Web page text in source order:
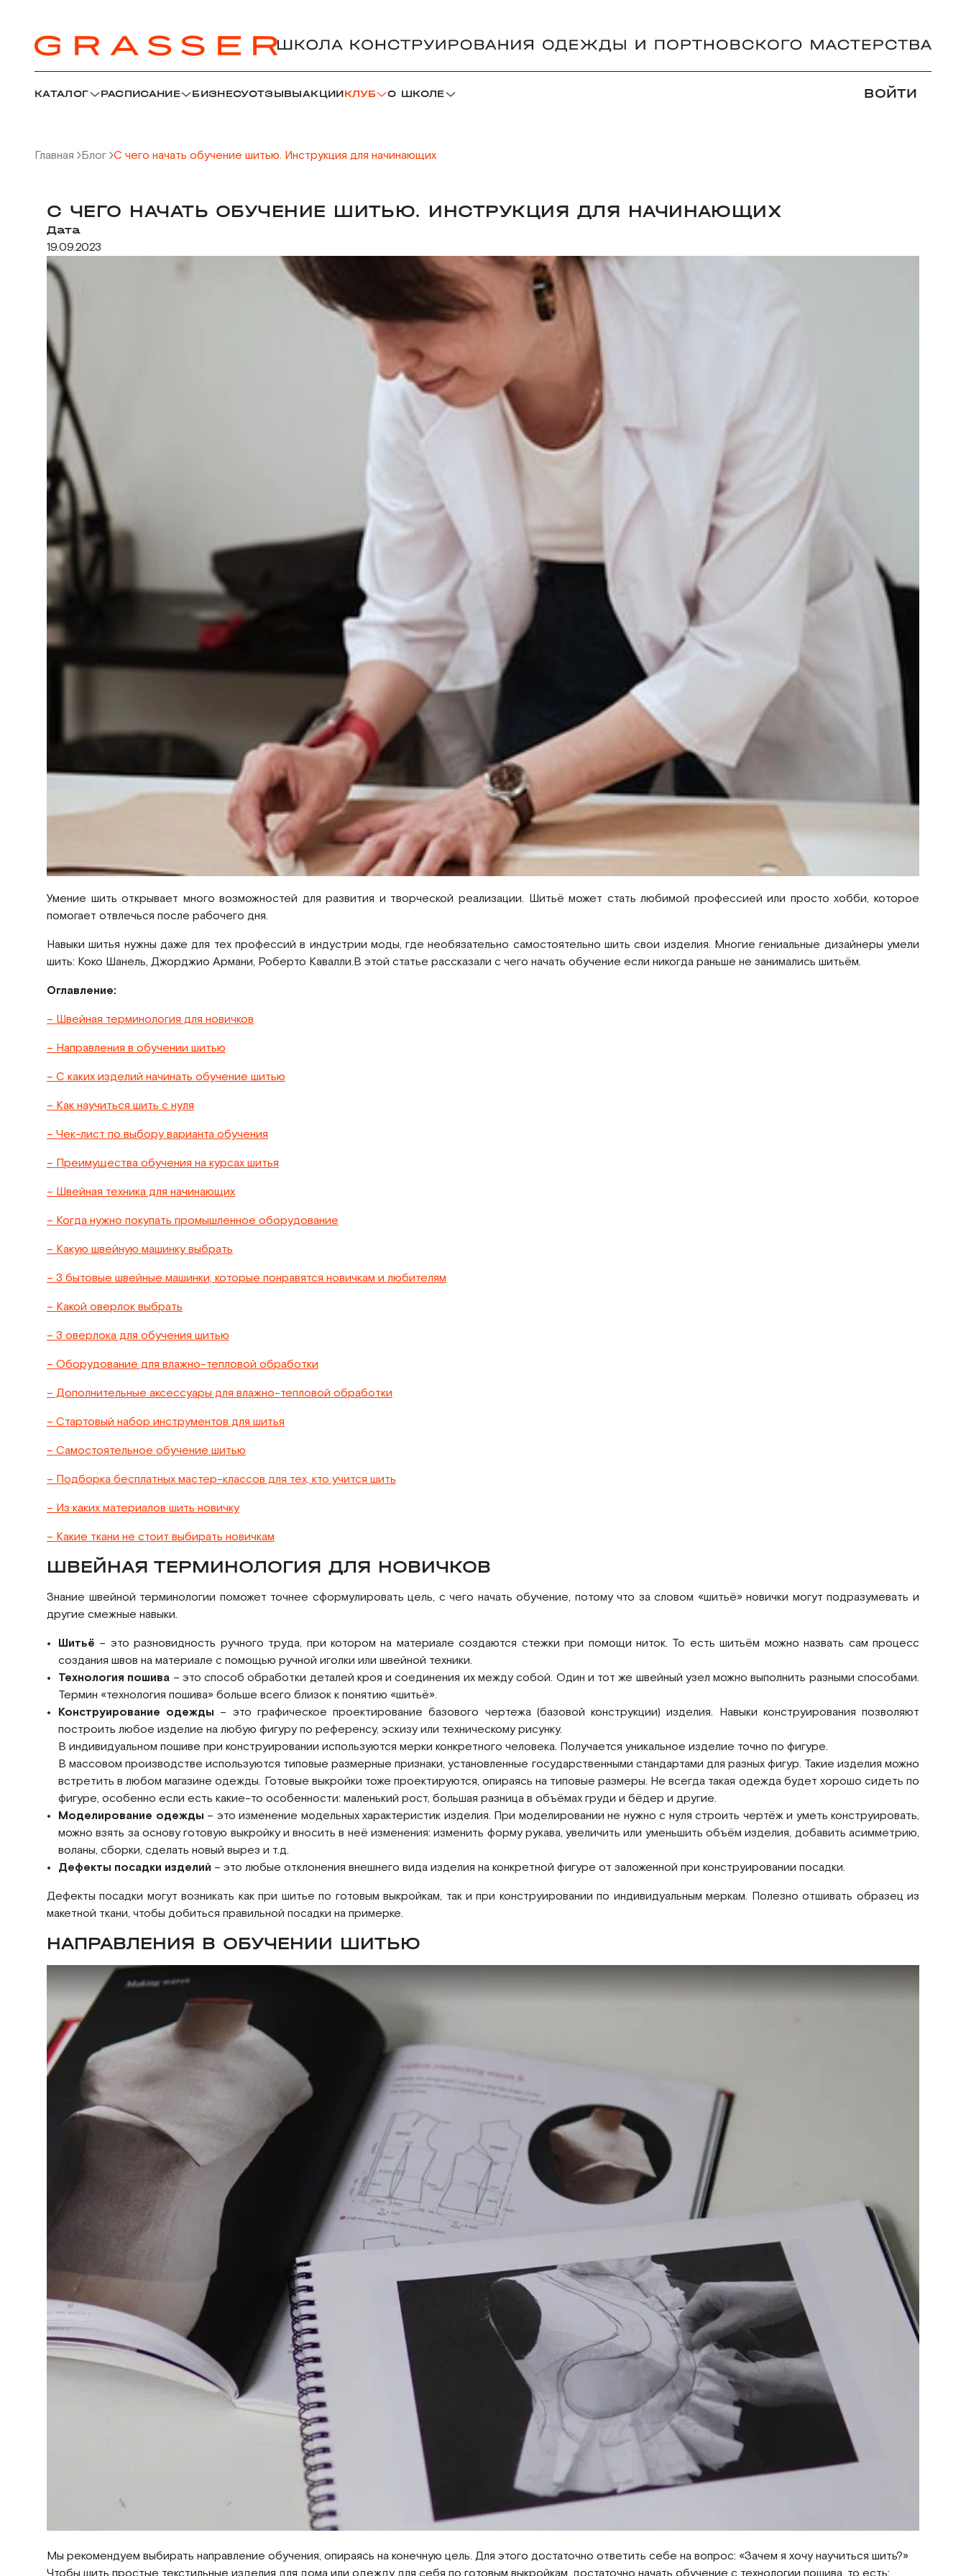
КАТАЛОГ РАСПИСАНИЕ БИЗНЕСУОТЗЫВЫАКЦИИКЛУБ О ШКОЛЕ ВОЙТИ
Главная Блог С чего начать обучение шитью. Инструкция для начинающих
С ЧЕГО НАЧАТЬ ОБУЧЕНИЕ ШИТЬЮ. ИНСТРУКЦИЯ ДЛЯ НАЧИНАЮЩИХ
Дата
19.09.2023
Умение шить открывает много возможностей для развития и творческой реализации. Шитьё может стать любимой профессией или просто хобби, которое
помогает отвлечься после рабочего дня.
Навыки шитья нужны даже для тех профессий в индустрии моды, где необязательно самостоятельно шить свои изделия. Многие гениальные дизайнеры умели
шить: Коко Шанель, Джорджио Армани, Роберто Кавалли.В этой статье рассказали с чего начать обучение если никогда раньше не занимались шитьём.
Оглавление:
– Швейная терминология для новичков
– Направления в обучении шитью
– С каких изделий начинать обучение шитью
– Как научиться шить с нуля
– Чек-лист по выбору варианта обучения
– Преимущества обучения на курсах шитья
– Швейная техника для начинающих
– Когда нужно покупать промышленное оборудование
– Какую швейную машинку выбрать
– 3 бытовые швейные машинки, которые понравятся новичкам и любителям
– Какой оверлок выбрать
– 3 оверлока для обучения шитью
– Оборудование для влажно-тепловой обработки
– Дополнительные аксессуары для влажно-тепловой обработки
– Стартовый набор инструментов для шитья
– Самостоятельное обучение шитью
– Подборка бесплатных мастер-классов для тех, кто учится шить
– Из каких материалов шить новичку
– Какие ткани не стоит выбирать новичкам
ШВЕЙНАЯ ТЕРМИНОЛОГИЯ ДЛЯ НОВИЧКОВ
Знание швейной терминологии поможет точнее сформулировать цель, с чего начать обучение, потому что за словом «шитьё» новички могут подразумевать и
другие смежные навыки.
Шитьё – это разновидность ручного труда, при котором на материале создаются стежки при помощи ниток. То есть шитьём можно назвать сам процесс
создания швов на материале с помощью ручной иголки или швейной техники.
Технология пошива – это способ обработки деталей кроя и соединения их между собой. Один и тот же швейный узел можно выполнить разными способами.
Термин «технология пошива» больше всего близок к понятию «шитьё».
Конструирование одежды – это графическое проектирование базового чертежа (базовой конструкции) изделия. Навыки конструирования позволяют
построить любое изделие на любую фигуру по референсу, эскизу или техническому рисунку.
В индивидуальном пошиве при конструировании используются мерки конкретного человека. Получается уникальное изделие точно по фигуре.
В массовом производстве используются типовые размерные признаки, установленные государственными стандартами для разных фигур. Такие изделия можно
встретить в любом магазине одежды. Готовые выкройки тоже проектируются, опираясь на типовые размеры. Не всегда такая одежда будет хорошо сидеть по
фигуре, особенно если есть какие-то особенности: маленький рост, большая разница в объёмах груди и бёдер и другие.
Моделирование одежды – это изменение модельных характеристик изделия. При моделировании не нужно с нуля строить чертёж и уметь конструировать,
можно взять за основу готовую выкройку и вносить в неё изменения: изменить форму рукава, увеличить или уменьшить объём изделия, добавить асимметрию,
воланы, сборки, сделать новый вырез и т.д.
Дефекты посадки изделий – это любые отклонения внешнего вида изделия на конкретной фигуре от заложенной при конструировании посадки.
Дефекты посадки могут возникать как при шитье по готовым выкройкам, так и при конструировании по индивидуальным меркам. Полезно отшивать образец из
макетной ткани, чтобы добиться правильной посадки на примерке.
НАПРАВЛЕНИЯ В ОБУЧЕНИИ ШИТЬЮ
Мы рекомендуем выбирать направление обучения, опираясь на конечную цель. Для этого достаточно ответить себе на вопрос: «Зачем я хочу научиться шить?»
Чтобы шить простые текстильные изделия для дома или одежду для себя по готовым выкройкам, достаточно начать обучение с технологии пошива, то есть: